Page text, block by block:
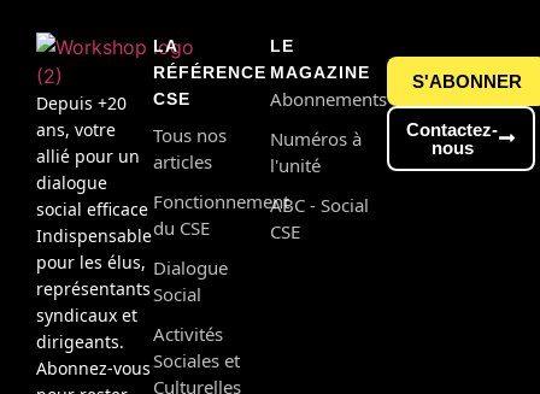
Depuis +20
ans, votre
allié pour un
dialogue
social efficace
Indispensable
pour les élus,
représentants
syndicaux et
dirigeants.
Abonnez-vous
LA
RÉFÉRENCE
CSE
Tous nos
articles
Fonctionnement
du CSE
Dialogue
Social
Activités
Sociales et
Culturelles
LE
MAGAZINE
Abonnements
Numéros à
l'unité
ABC - Social
CSE
S'ABONNER
Contactez-
nous